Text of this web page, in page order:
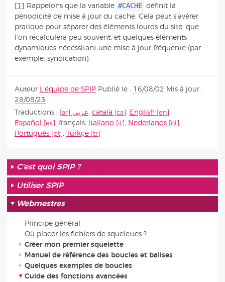
[1 ] Rappelons que la variable #CACHE définit la
périodicité de mise à jour du cache. Cela peut s’avérer
pratique pour séparer des éléments lourds du site, que
l’on recalculera peu souvent, et quelques éléments
dynamiques nécessitant une mise à jour fréquente (par
exemple, syndication).
Auteur L’équipe de SPIP Publié le : 16/08/02 Mis à jour :
28/08/23
Traductions :
عربي, català , English
,
Español
, français, italiano , Nederlands
,
Português
, Türkçe
C’est quoi SPIP ?
Utiliser SPIP
Webmestres
Principe général
Où placer les fichiers de squelettes ?
Créer mon premier squelette
Manuel de référence des boucles et balises
Quelques exemples de boucles
Guide des fonctions avancées